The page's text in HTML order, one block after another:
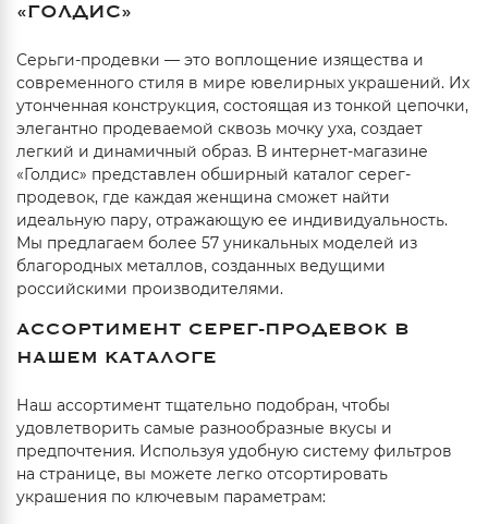
«ГОЛДИС»
Серьги-продевки — это воплощение изящества и
современного стиля в мире ювелирных украшений. Их
утонченная конструкция, состоящая из тонкой цепочки,
элегантно продеваемой сквозь мочку уха, создает
легкий и динамичный образ. В интернет-магазине
«Голдис» представлен обширный каталог серег-
продевок, где каждая женщина сможет найти
идеальную пару, отражающую ее индивидуальность.
Мы предлагаем более 57 уникальных моделей из
благородных металлов, созданных ведущими
российскими производителями.
АССОРТИМЕНТ СЕРЕГ-ПРОДЕВОК В
НАШЕМ КАТАЛОГЕ
Наш ассортимент тщательно подобран, чтобы
удовлетворить самые разнообразные вкусы и
предпочтения. Используя удобную систему фильтров
на странице, вы можете легко отсортировать
украшения по ключевым параметрам: